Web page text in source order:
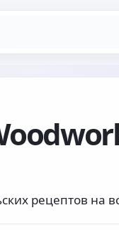
рецептов на